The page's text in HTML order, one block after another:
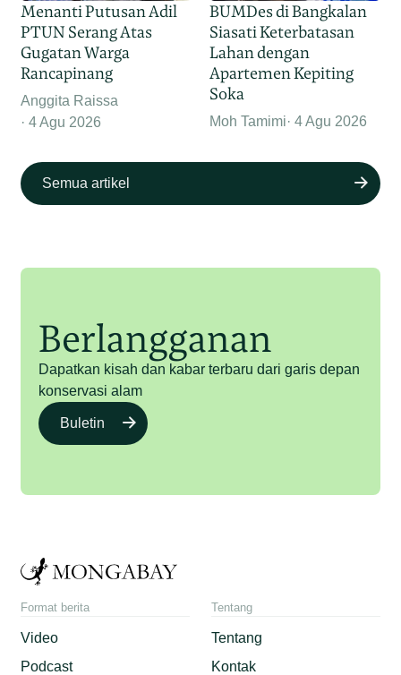
Menanti Putusan Adil
PTUN Serang Atas
Gugatan Warga
Rancapinang
Anggita Raissa
4 Agu 2026
BUMDes di Bangkalan
Siasati Keterbatasan
Lahan dengan
Apartemen Kepiting
Soka
Moh Tamimi 4 Agu 2026
Semua artikel
Berlangganan
Dapatkan kisah dan kabar terbaru dari garis depan
konservasi alam
Buletin
Format berita
Video
Podcast
Tentang
Tentang
Kontak